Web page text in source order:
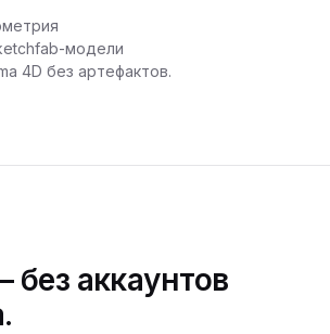
модели
4D без артефактов.
аккаунтов